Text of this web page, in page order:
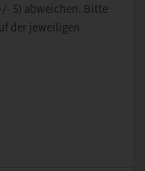
5) abweichen. Bitte
der jeweiligen